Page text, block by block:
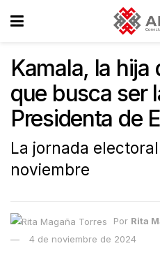
Kamala, la
que busca ser
Presidenta de
La jornada
noviembre
Por Rita
4 de noviembre de 2024